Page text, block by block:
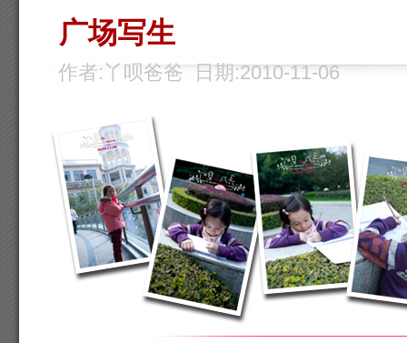
广场写生
作者:丫呗爸爸 日期:2010-11-06